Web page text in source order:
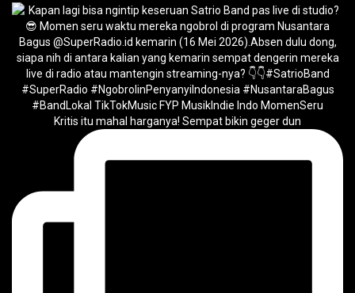
Kritis itu mahal harganya! Sempat bikin geger dun